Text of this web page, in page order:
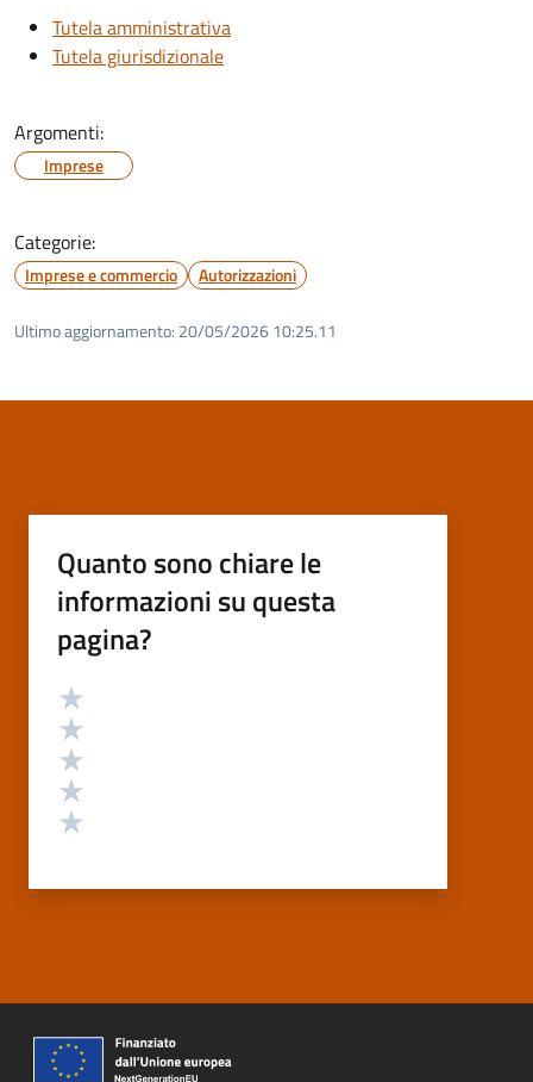
Tutela amministrativa
Tutela giurisdizionale
Argomenti:
Imprese
Categorie:
Imprese e commercio Autorizzazioni
Ultimo aggiornamento: 20/05/2026 10:25.11
Quanto sono chiare le
informazioni su questa
pagina?
Valutazione